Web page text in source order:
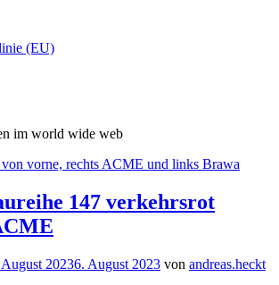
(EU)
im world wide web
147 verkehrsrot
20236. August 2023 von andreas.heckt